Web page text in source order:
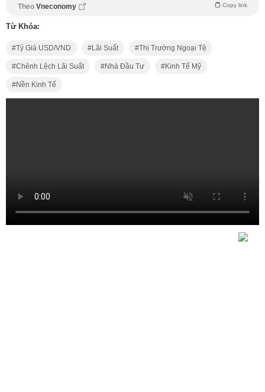
Theo Vneconomy Copy link
Từ Khóa:
Tỷ Giá USD/VND Lãi Suất Thị Trường Ngoại Tệ
Chênh Lệch Lãi Suất Nhà Đầu Tư Kinh Tế Mỹ
Nền Kinh Tế